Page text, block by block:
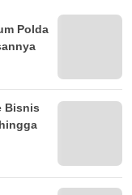
Polda
Bisnis